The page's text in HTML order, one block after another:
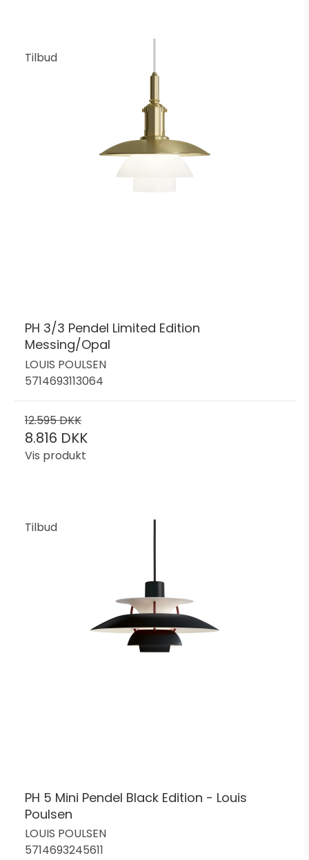
Tilbud
PH 3/3 Pendel Limited Edition
Messing/Opal
LOUIS POULSEN
5714693113064
12.595 DKK
8.816 DKK
Vis produkt
Tilbud
PH 5 Mini Pendel Black Edition - Louis
Poulsen
LOUIS POULSEN
5714693245611